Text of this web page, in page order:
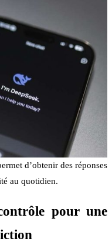
d’obtenir des réponses
au quotidien.
pour une